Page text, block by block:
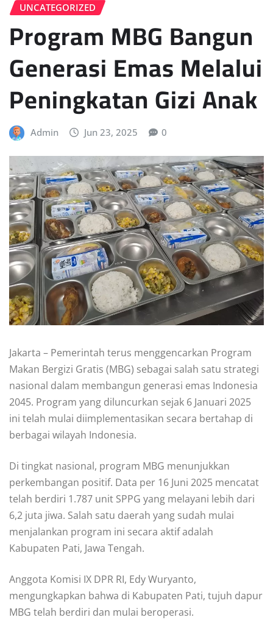
UNCATEGORIZED
Program MBG Bangun
Generasi Emas Melalui
Peningkatan Gizi Anak
Admin Jun 23, 2025 0
Jakarta – Pemerintah terus menggencarkan Program
Makan Bergizi Gratis (MBG) sebagai salah satu strategi
nasional dalam membangun generasi emas Indonesia
2045. Program yang diluncurkan sejak 6 Januari 2025
ini telah mulai diimplementasikan secara bertahap di
berbagai wilayah Indonesia.
Di tingkat nasional, program MBG menunjukkan
perkembangan positif. Data per 16 Juni 2025 mencatat
telah berdiri 1.787 unit SPPG yang melayani lebih dari
6,2 juta jiwa. Salah satu daerah yang sudah mulai
menjalankan program ini secara aktif adalah
Kabupaten Pati, Jawa Tengah.
Anggota Komisi IX DPR RI, Edy Wuryanto,
mengungkapkan bahwa di Kabupaten Pati, tujuh dapur
MBG telah berdiri dan mulai beroperasi.